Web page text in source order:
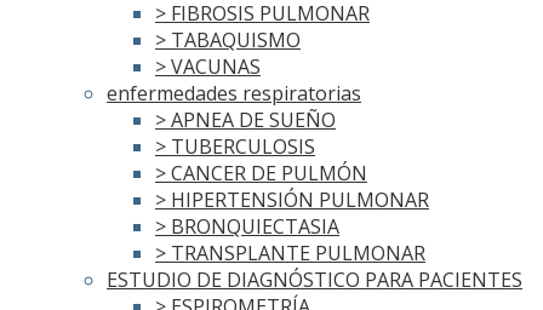
> FIBROSIS PULMONAR
> TABAQUISMO
> VACUNAS
enfermedades respiratorias
> APNEA DE SUEÑO
> TUBERCULOSIS
> CANCER DE PULMÓN
> HIPERTENSIÓN PULMONAR
> BRONQUIECTASIA
> TRANSPLANTE PULMONAR
ESTUDIO DE DIAGNÓSTICO PARA PACIENTES